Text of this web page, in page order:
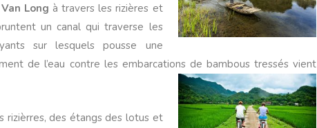
Long à travers les rizières et
un canal qui traverse les
sur lesquels pousse une
de l’eau contre les embarcations de bambous tressés vient
rizièrres, des étangs des lotus et